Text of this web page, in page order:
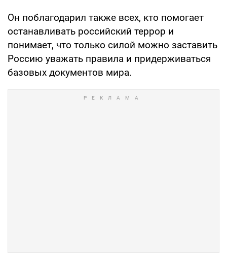
Он поблагодарил также всех, кто помогает
останавливать российский террор и
понимает, что только силой можно заставить
Россию уважать правила и придерживаться
базовых документов мира.